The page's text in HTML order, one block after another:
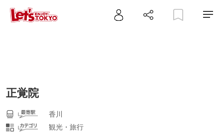
正覚院
香川
観光・旅行